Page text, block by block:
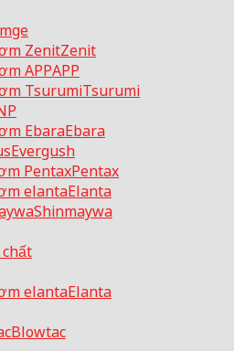
Zenit
APP
Tsurumi
Ebara
Evergush
Pentax
Elanta
Shinmaywa
Elanta
Blowtac